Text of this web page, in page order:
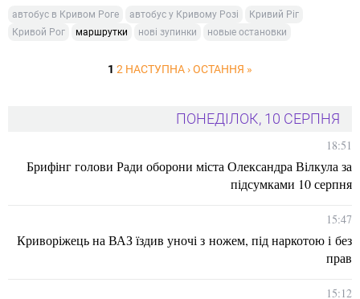
автобус в Кривом Роге автобус у Кривому Розі
Кривий Ріг
Кривой Рог
маршрутки нові зупинки новые остановки
1 2 НАСТУПНА ›ОСТАННЯ »
ПОНЕДІЛОК, 10 СЕРПНЯ
18:51
Брифінг голови Ради оборони міста Олександра Вілкула за
підсумками 10 серпня
15:47
Криворіжець на ВАЗ їздив уночі з ножем, під наркотою і без
прав
15:12